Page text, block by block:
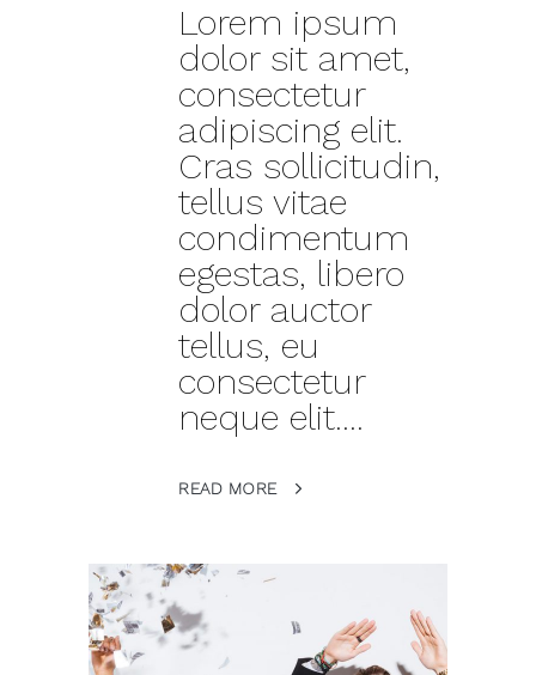
Lorem ipsum
dolor sit amet,
consectetur
adipiscing elit.
Cras sollicitudin,
tellus vitae
condimentum
egestas, libero
dolor auctor
tellus, eu
consectetur
neque elit....
READ MORE